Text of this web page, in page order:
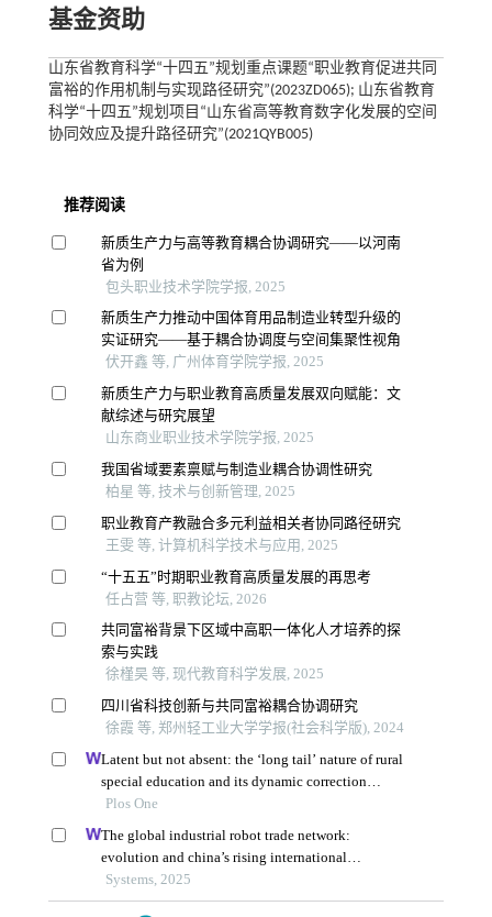
基金资助
山东省教育科学“十四五”规划重点课题“职业教育促进共同
富裕的作用机制与实现路径研究”(2023ZD065); 山东省教育
科学“十四五”规划项目“山东省高等教育数字化发展的空间
协同效应及提升路径研究”(2021QYB005)